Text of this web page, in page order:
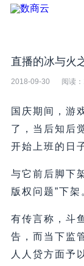
直播的冰与火
2018-09-30 阅读：
国庆期间，游
了，当后知后
开始上班的日
与它前后脚下
版权问题”下
有传言称，斗
告，而当下监
人人贷方面予